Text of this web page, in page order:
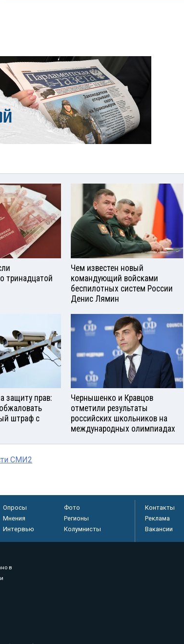
тринадцатой
Чем известен новый
командующий войсками
беспилотных систем России
Денис Лямин
защиту прав:
штраф с
Чернышенко и Кравцов
отметили результаты
российских школьников на
международных олимпиадах
СМИ2
Опросы
Фото
Мнения
Регионы
Интервью Колумнисты
Контакты
Реклама
Вакансии
в